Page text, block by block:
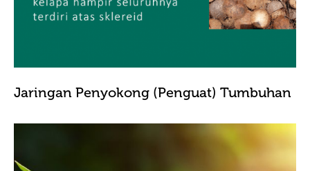
Jaringan Penyokong (Penguat) Tumbuhan